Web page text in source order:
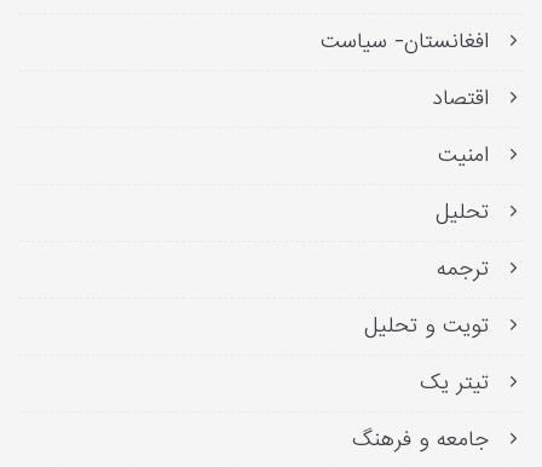
افغانستان- سیاست
اقتصاد
امنیت
تحلیل
ترجمه
تویت و تحلیل
تیتر یک
جامعه و فرهنگ